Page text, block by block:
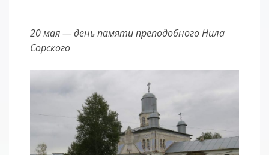
20 мая — день памяти преподобного Нила
Сорского